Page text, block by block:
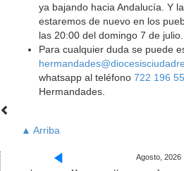
ya bajando hacia Andalucía. Y
estaremos de nuevo en los
las 20:00 del domingo 7 de julio.
Para cualquier duda se puede
whatsapp al teléfono 722 196
Hermandades.
▲ Arriba
Agosto, 2026